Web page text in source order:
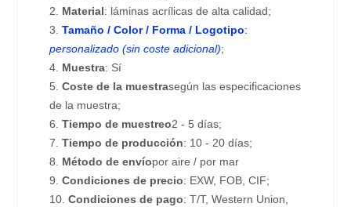
2. Material: láminas acrílicas de alta calidad;
3.Tamaño / Color / Forma / Logotipo:
personalizado (sin coste adicional);
4. Muestra: Sí
5.Coste de la muestrasegún las especificaciones
de la muestra;
6.Tiempo de muestreo2 - 5 días;
7.Tiempo de producción: 10 - 20 días;
8. Método de envíopor aire / por mar
9.Condiciones de precio: EXW, FOB, CIF;
10.Condiciones de pago: T/T, Western Union,